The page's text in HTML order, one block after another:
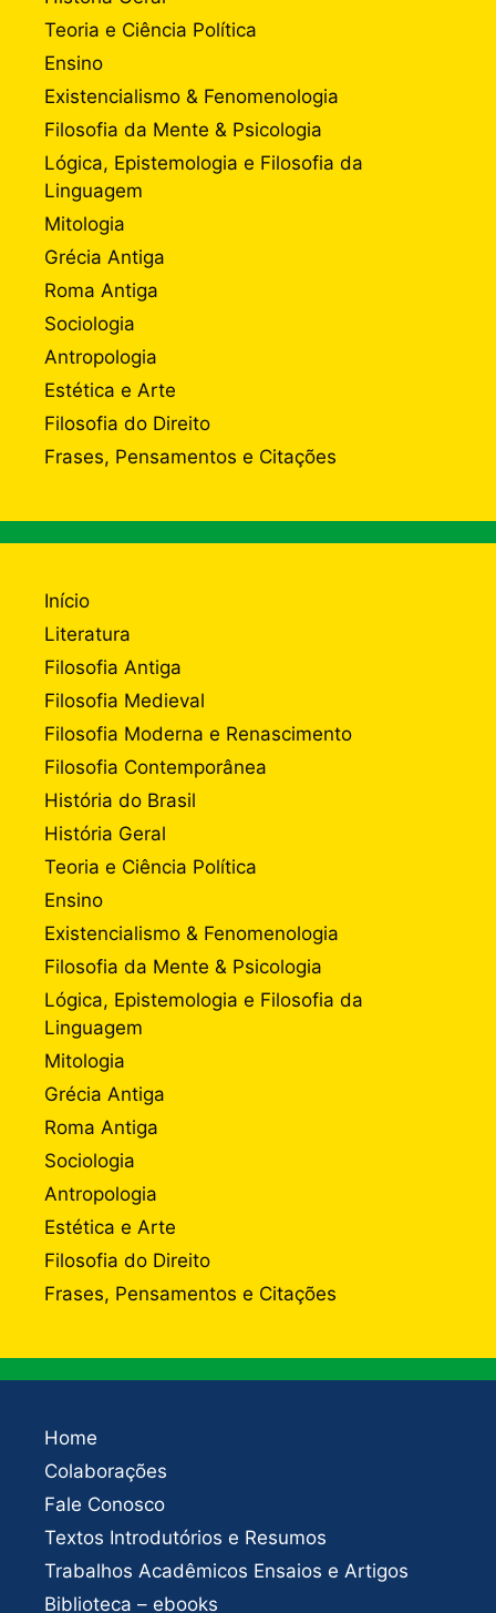
Teoria e Ciência Política
Ensino
Existencialismo & Fenomenologia
Filosofia da Mente & Psicologia
Lógica, Epistemologia e Filosofia da
Linguagem
Mitologia
Grécia Antiga
Roma Antiga
Sociologia
Antropologia
Estética e Arte
Filosofia do Direito
Frases, Pensamentos e Citações
Início
Literatura
Filosofia Antiga
Filosofia Medieval
Filosofia Moderna e Renascimento
Filosofia Contemporânea
História do Brasil
História Geral
Teoria e Ciência Política
Ensino
Existencialismo & Fenomenologia
Filosofia da Mente & Psicologia
Lógica, Epistemologia e Filosofia da
Linguagem
Mitologia
Grécia Antiga
Roma Antiga
Sociologia
Antropologia
Estética e Arte
Filosofia do Direito
Frases, Pensamentos e Citações
Home
Colaborações
Fale Conosco
Textos Introdutórios e Resumos
Trabalhos Acadêmicos Ensaios e Artigos
Biblioteca – ebooks